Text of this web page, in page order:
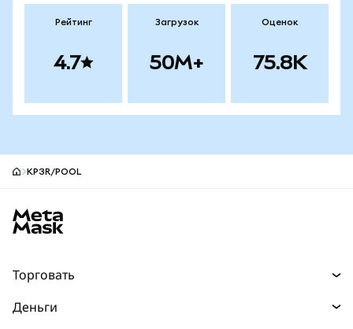
Рейтинг
4.7
Загрузок
50M+
Оценок
75.8K
KP3R/POOL
Торговать
Деньги